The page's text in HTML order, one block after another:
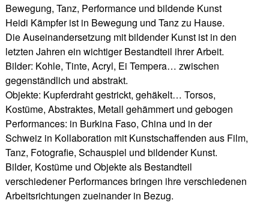
Bewegung, Tanz, Performance und bildende Kunst
Heidi Kämpfer ist in Bewegung und Tanz zu Hause.
Die Auseinandersetzung mit bildender Kunst ist in den
letzten Jahren ein wichtiger Bestandteil ihrer Arbeit.
Bilder: Kohle, Tinte, Acryl, Ei Tempera… zwischen
gegenständlich und abstrakt.
Objekte: Kupferdraht gestrickt, gehäkelt… Torsos,
Kostüme, Abstraktes, Metall gehämmert und gebogen
Performances: in Burkina Faso, China und in der
Schweiz in Kollaboration mit Kunstschaffenden aus Film,
Tanz, Fotografie, Schauspiel und bildender Kunst.
Bilder, Kostüme und Objekte als Bestandteil
verschiedener Performances bringen ihre verschiedenen
Arbeitsrichtungen zueinander in Bezug.